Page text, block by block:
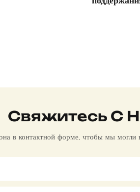
Свяжитесь С
в контактной форме, чтобы мы